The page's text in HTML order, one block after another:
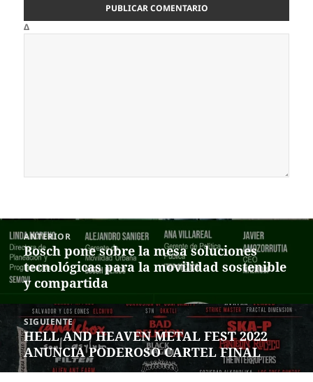
Δ
de
entradas
ANTERIOR
Entrada
anterior:
Bosch pone sobre la mesa soluciones
tecnológicas para la movilidad sostenible
y compartida
SIGUIENTE
Siguiente
entrada:
HELL AND HEAVEN METAL FEST 2022
ANUNCIA PODEROSO CARTEL FINAL